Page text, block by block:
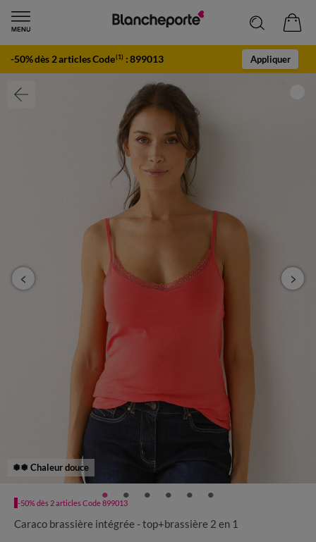
-50% dès 2 articles Code(1) :899013 Appliquer
❅❅ Chaleur douce
-50% dès 2 articles Code 899013
Caraco brassière intégrée - top+brassière 2 en 1